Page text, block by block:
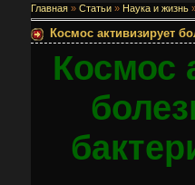
Главная » Статьи » Наука и жизнь
Космос активизирует
Космос